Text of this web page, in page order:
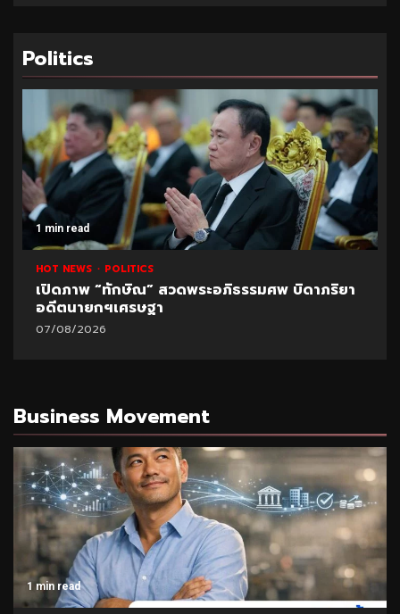
Politics
1 min read
HOT NEWS POLITICS
เปิดภาพ “ทักษิณ” สวดพระอภิธรรมศพ บิดาภริยา
อดีตนายกฯเศรษฐา
07/08/2026
Business Movement
1 min read